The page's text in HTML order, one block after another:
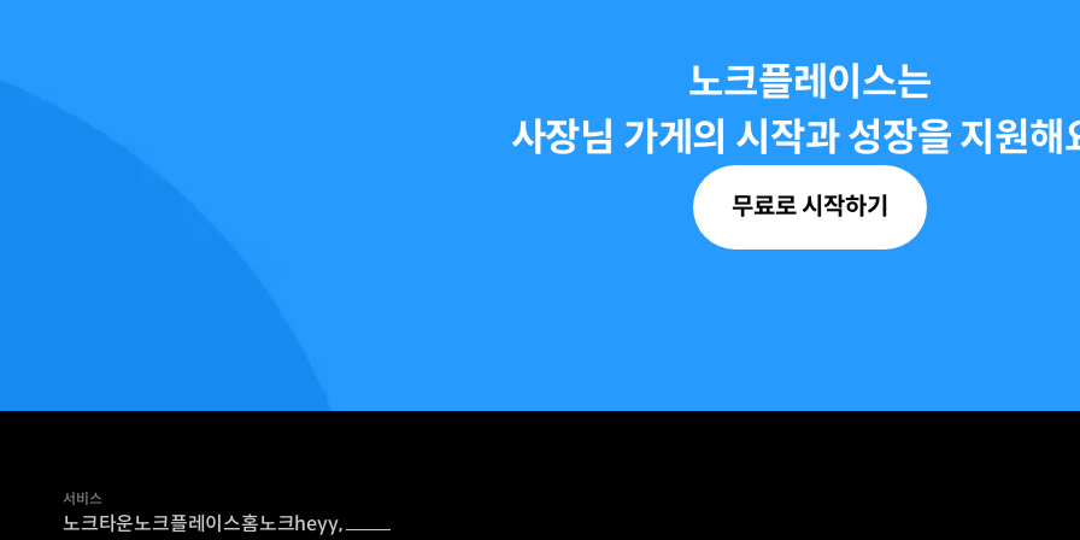
노크플레이스는
사장님 가게의 시작과성장을 지원해
무료로 시작하기
서비스
노크타운노크플레이스홈노크heyy,